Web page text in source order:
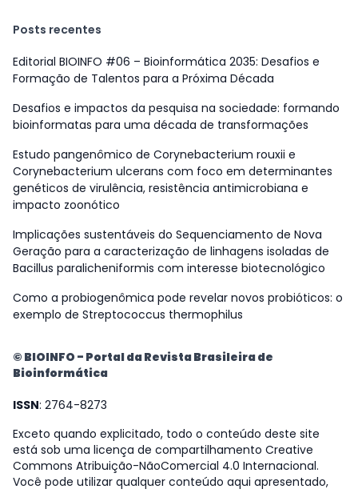
Posts recentes
Editorial BIOINFO #06 – Bioinformática 2035: Desafios e
Formação de Talentos para a Próxima Década
Desafios e impactos da pesquisa na sociedade: formando
bioinformatas para uma década de transformações
Estudo pangenômico de Corynebacterium rouxii e
Corynebacterium ulcerans com foco em determinantes
genéticos de virulência, resistência antimicrobiana e
impacto zoonótico
Implicações sustentáveis do Sequenciamento de Nova
Geração para a caracterização de linhagens isoladas de
Bacillus paralicheniformis com interesse biotecnológico
Como a probiogenômica pode revelar novos probióticos: o
exemplo de Streptococcus thermophilus
© BIOINFO - Portal da Revista Brasileira de
Bioinformática
ISSN: 2764-8273
Exceto quando explicitado, todo o conteúdo deste site
está sob uma licença de compartilhamento Creative
Commons Atribuição-NãoComercial 4.0 Internacional.
Você pode utilizar qualquer conteúdo aqui apresentado,